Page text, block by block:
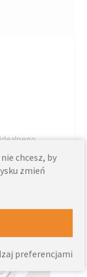
stosować
chcesz, by
zmień
preferencjami